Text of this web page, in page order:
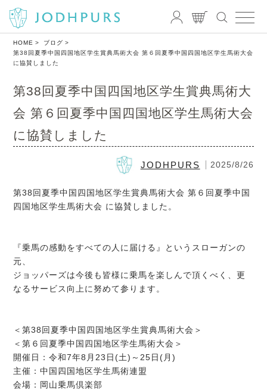
HOME
ブログ
第38回夏季中国四国地区学生賞典馬術大会 第６回夏季中国四国地区学生馬術大会
に協賛しました
第38回夏季中国四国地区学生賞典馬術大
会 第６回夏季中国四国地区学生馬術大会
に協賛しました
JODHPURS 2025/8/26
第38回夏季中国四国地区学生賞典馬術大会 第６回夏季中国
四国地区学生馬術大会 に協賛しました。
『乗馬の感動をすべての人に届ける』というスローガンの
元、
ジョッパーズは今後も皆様に乗馬を楽しんで頂くべく、更
なるサービス向上に努めて参ります。
＜第38回夏季中国四国地区学生賞典馬術大会＞
＜第６回夏季中国四国地区学生馬術大会＞
開催日：令和7年8月23日(土)～25日(月)
主催：中国四国地区学生馬術連盟
会場：岡山乗馬倶楽部